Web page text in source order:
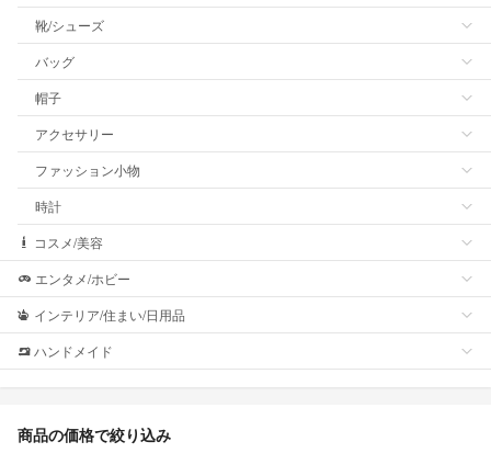
靴/シューズ
バッグ
帽子
アクセサリー
ファッション小物
時計
コスメ/美容
エンタメ/ホビー
インテリア/住まい/日用品
ハンドメイド
商品の価格で絞り込み